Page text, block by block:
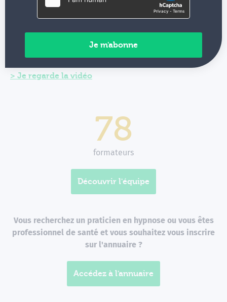
année 5 000 à 6 000 professionnels de santé à Rennes,
Paris et dans les hôpitaux et cliniques francophones. La
pédagogie ? Axée sur la pratique avec démonstrations,
jeux de rôles et cas cliniques. Satisfaction moyenne :
9,3/10, avis Google : 5/5.
Je regarde la vidéo
78
formateurs
Découvrir l'équipe
Vous recherchez un praticien en hypnose ou vous êtes
professionnel de santé et vous souhaitez vous inscrire
sur l'annuaire ?
Accédez à l'annuaire